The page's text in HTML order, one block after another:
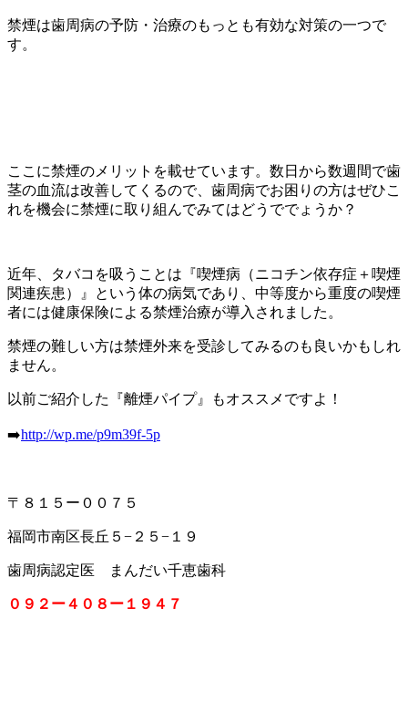
禁煙は歯周病の予防・治療のもっとも有効な対策の一つで
す。
ここに禁煙のメリットを載せています。数日から数週間で歯
茎の血流は改善してくるので、歯周病でお困りの方はぜひこ
れを機会に禁煙に取り組んでみてはどうででょうか？
近年、タバコを吸うことは『喫煙病（ニコチン依存症＋喫煙
関連疾患）』という体の病気であり、中等度から重度の喫煙
者には健康保険による禁煙治療が導入されました。
禁煙の難しい方は禁煙外来を受診してみるのも良いかもしれ
ません。
以前ご紹介した『離煙パイプ』もオススメですよ！
➡️http://wp.me/p9m39f-5p
〒８１５ー００７５
福岡市南区長丘５−２５−１９
歯周病認定医 まんだい千恵歯科
０９２ー４０８ー１９４７